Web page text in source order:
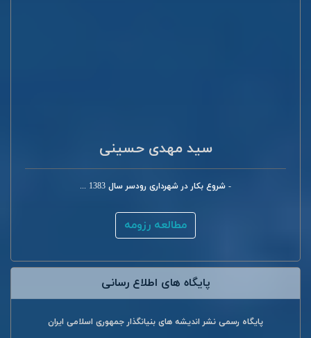
سید مهدی حسینی
- شروع بکار در شهرداری رودسر سال 1383 ...
مطالعه رزومه
پایگاه های اطلاع رسانی
پایگاه رسمی نشر اندیشه های بنیانگذار جمهوری اسلامی ایران